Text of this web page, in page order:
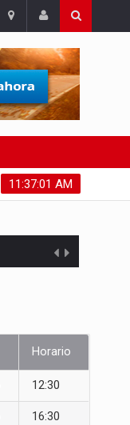
11:37:02 AM
Horario
12:30
16:30